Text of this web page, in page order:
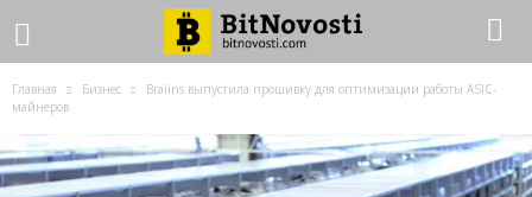
Главная Бизнес
Braiins выпустила прошивку для оптимизации работы ASIC-
майнеров